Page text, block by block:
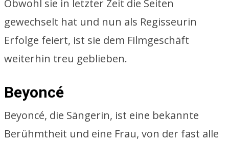
Obwohl sie in letzter Zeit die Seiten
gewechselt hat und nun als Regisseurin
Erfolge feiert, ist sie dem Filmgeschäft
weiterhin treu geblieben.
Beyoncé
Beyoncé, die Sängerin, ist eine bekannte
Berühmtheit und eine Frau, von der fast alle